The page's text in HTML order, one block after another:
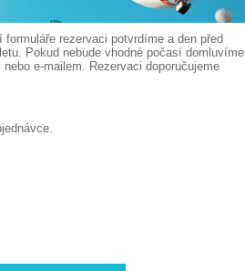
rezervaci potvrdíme a den před
Pokud nebude vhodné počasí domluvíme
e-mailem. Rezervaci doporučujeme